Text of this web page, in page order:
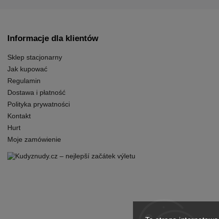
Informacje dla klientów
Sklep stacjonarny
Jak kupować
Regulamin
Dostawa i płatność
Polityka prywatności
Kontakt
Hurt
Moje zamówienie